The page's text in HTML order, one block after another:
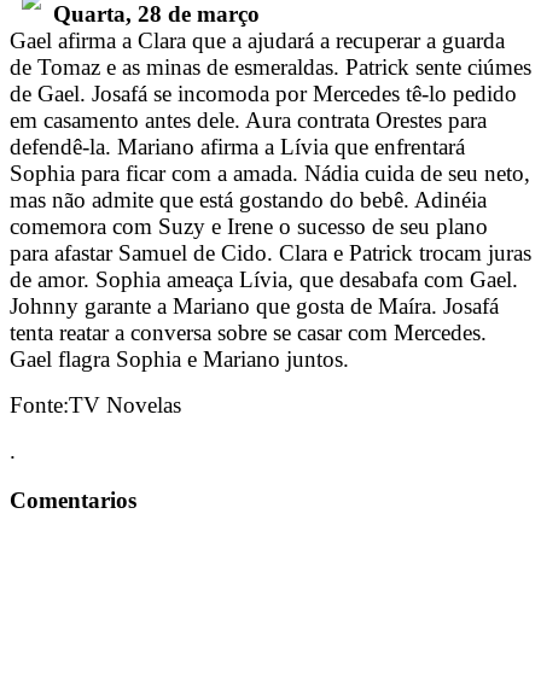
Quarta, 28 de março
Gael afirma a Clara que a ajudará a recuperar a guarda
de Tomaz e as minas de esmeraldas. Patrick sente ciúmes
de Gael. Josafá se incomoda por Mercedes tê-lo pedido
em casamento antes dele. Aura contrata Orestes para
defendê-la. Mariano afirma a Lívia que enfrentará
Sophia para ficar com a amada. Nádia cuida de seu neto,
mas não admite que está gostando do bebê. Adinéia
comemora com Suzy e Irene o sucesso de seu plano
para afastar Samuel de Cido. Clara e Patrick trocam juras
de amor. Sophia ameaça Lívia, que desabafa com Gael.
Johnny garante a Mariano que gosta de Maíra. Josafá
tenta reatar a conversa sobre se casar com Mercedes.
Gael flagra Sophia e Mariano juntos.
Fonte:TV Novelas
.
Comentarios